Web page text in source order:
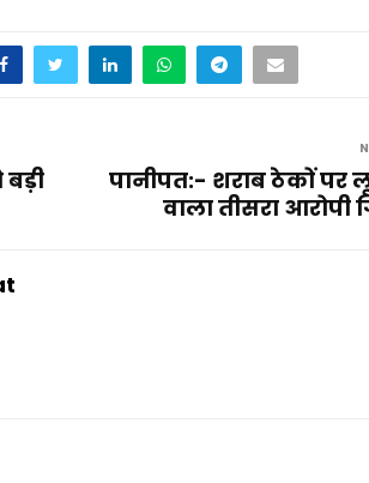
बड़ी
पानीपत:- शराब ठेकों पर
वाला तीसरा आरोपी